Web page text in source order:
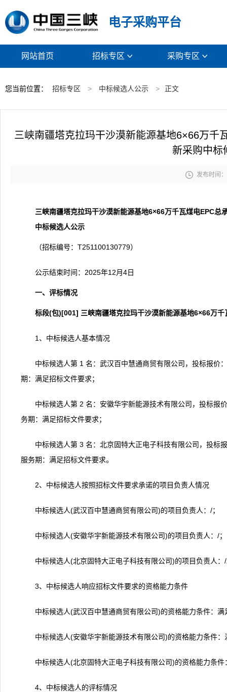
电子采购平台
网站首页 招标专区  采购专区 
您当前位置： 招标专区 > 中标候选人公示 > 正文
三峡南疆塔克拉玛干沙漠新能源基地6×66万千
新采购中标
 发布时间
三峡南疆塔克拉玛干沙漠新能源基地6×66万千瓦煤电EPC总
中标候选人公示
（招标编号：T251100130779）
公示结束时间：2025年12月4日
一、评标情况
标段(包)[001] 三峡南疆塔克拉玛干沙漠新能源基地6×66万
1、中标候选人基本情况
中标候选人第 1 名：武汉百中慧通商贸有限公司，投标报价
期：满足招标文件要求；
中标候选人第 2 名：安徽华宇新能源技术有限公司，投标报
务期：满足招标文件要求；
中标候选人第 3 名：北京固特大正电子科技有限公司，投标
服务期：满足招标文件要求。
2、中标候选人按照招标文件要求承诺的项目负责人情况
中标候选人(武汉百中慧通商贸有限公司)的项目负责人：/；
中标候选人(安徽华宇新能源技术有限公司)的项目负责人：/；
中标候选人(北京固特大正电子科技有限公司)的项目负责人：
3、中标候选人响应招标文件要求的资格能力条件
中标候选人(武汉百中慧通商贸有限公司)的资格能力条件：满
中标候选人(安徽华宇新能源技术有限公司)的资格能力条件
中标候选人(北京固特大正电子科技有限公司)的资格能力条
4、中标候选人的评标情况